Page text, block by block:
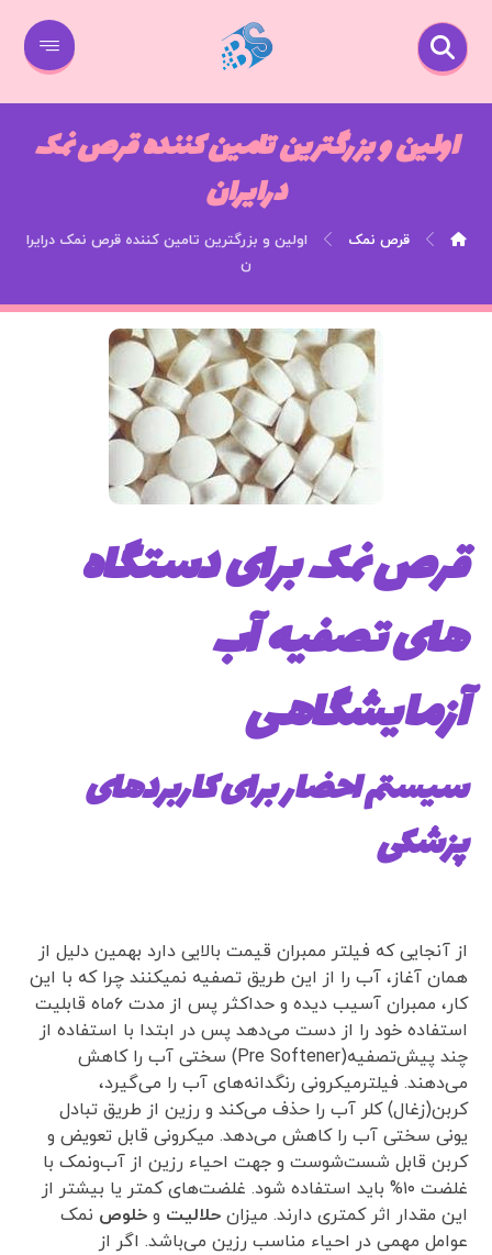
اولین و بزرگترین تامین کننده قرص نمک
درایران
قرص نمک
اولین و بزرگترین تامین کننده قرص نمک درایرا
ن
قرص نمک برای دستگاه
های تصفیه آب
آزمایشگاهی
سیستم احضار برای کاربردهای
پزشکی
از آنجایی که فیلتر ممبران قیمت بالایی دارد بهمین دلیل از
همان آغاز، آب را از این طریق تصفیه نمیکنند چرا که با این
کار، ممبران آسیب دیده و حداکثر پس از مدت ۶ماه قابلیت
استفاده خود را از دست می‌دهد پس در ابتدا با استفاده از
چند پیش‌تصفیه(Pre Softener) سختی آب را کاهش
می‌دهند. فیلترمیکرونی رنگدانه‌های آب را می‌گیرد،
کربن(زغال) کلر آب را حذف می‌کند و رزین از طریق تبادل
یونی سختی آب را کاهش می‌دهد. میکرونی قابل تعویض و
کربن قابل شست‌شوست و جهت احیاء رزین از آب‌ونمک با
غلضت ۱۰% باید استفاده شود. غلضت‌های کمتر یا بیشتر از
این مقدار اثر کمتری دارند. میزانحلالیت وخلوص نمک
عوامل مهمی در احیاء مناسب رزین می‌باشد. اگر از